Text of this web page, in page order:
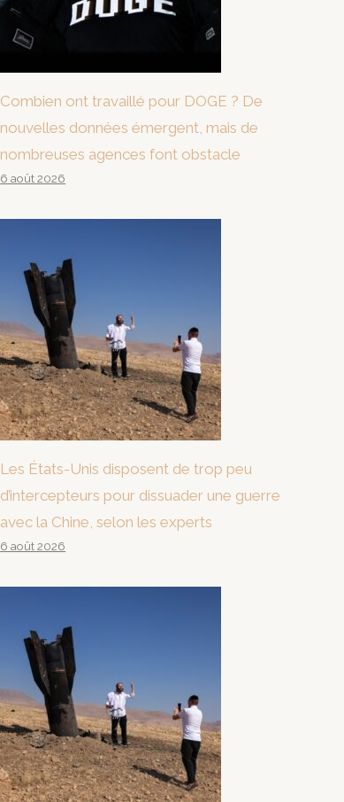
Combien ont travaillé pour DOGE ? De
nouvelles données émergent, mais de
nombreuses agences font obstacle
6 août 2026
Les États-Unis disposent de trop peu
d’intercepteurs pour dissuader une guerre
avec la Chine, selon les experts
6 août 2026